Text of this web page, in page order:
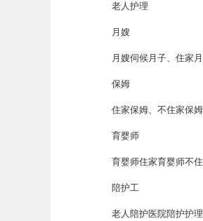
老人护理
月嫂
月嫂伺候月子、住家月
保姆
住家保姆、不住家保姆
育婴师
育婴师住家育婴师不住
陪护工
老人陪护医院陪护护理